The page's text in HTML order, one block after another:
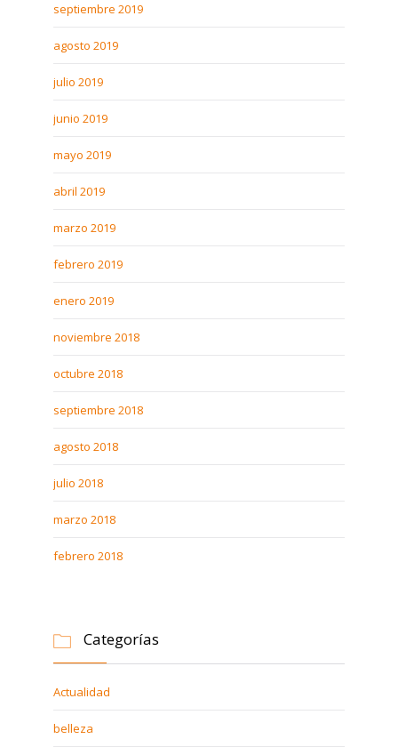
septiembre 2019
agosto 2019
julio 2019
junio 2019
mayo 2019
abril 2019
marzo 2019
febrero 2019
enero 2019
noviembre 2018
octubre 2018
septiembre 2018
agosto 2018
julio 2018
marzo 2018
febrero 2018
 Categorías
Actualidad
belleza